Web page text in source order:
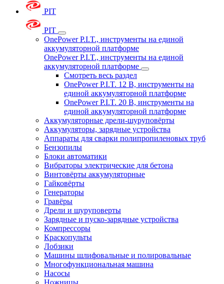
PIT
PIT
OnePower P.I.T., инструменты на единой
аккумуляторной платформе
OnePower P.I.T., инструменты на единой
аккумуляторной платформе
Смотреть весь раздел
OnePower P.I.T. 12 В, инструменты на
единой аккумуляторной платформе
OnePower P.I.T. 20 В, инструменты на
единой аккумуляторной платформе
Аккумуляторные дрели-шуруповёрты
Аккумуляторы, зарядные устройства
Аппараты для сварки полипропиленовых труб
Бензопилы
Блоки автоматики
Вибраторы электрические для бетона
Винтовёрты аккумуляторные
Гайковёрты
Генераторы
Гравёры
Дрели и шуруповерты
Зарядные и пуско-зарядные устройства
Компрессоры
Краскопульты
Лобзики
Машины шлифовальные и полировальные
Многофункциональная машина
Насосы
Ножницы